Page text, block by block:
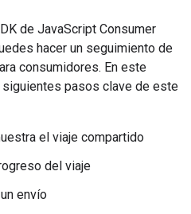
de JavaScript Consumer
hacer un seguimiento de
consumidores. En este
pasos clave de este
el viaje compartido
del viaje
envío